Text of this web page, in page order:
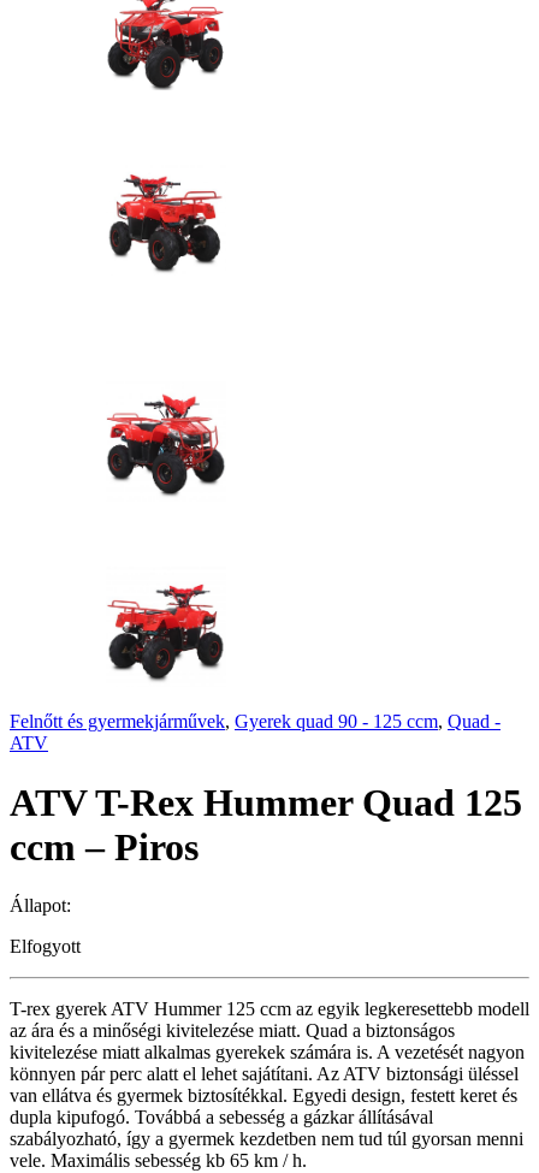
Felnőtt és gyermekjárművek, Gyerek quad 90 - 125 ccm, Quad -
ATV
ATV T-Rex Hummer Quad 125
ccm – Piros
Állapot:
Elfogyott
T-rex gyerek ATV Hummer 125 ccm az egyik legkeresettebb modell
az ára és a minőségi kivitelezése miatt. Quad a biztonságos
kivitelezése miatt alkalmas gyerekek számára is. A vezetését nagyon
könnyen pár perc alatt el lehet sajátítani. Az ATV biztonsági üléssel
van ellátva és gyermek biztosítékkal. Egyedi design, festett keret és
dupla kipufogó. Továbbá a sebesség a gázkar állításával
szabályozható, így a gyermek kezdetben nem tud túl gyorsan menni
vele. Maximális sebesség kb 65 km / h.